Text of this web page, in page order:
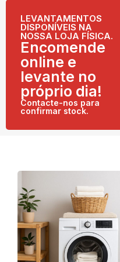
LEVANTAMENTOS
DISPONÍVEIS NA
NOSSA LOJA FÍSICA.
Encomende
online e
levante no
próprio dia!
Contacte-nos para
confirmar stock.